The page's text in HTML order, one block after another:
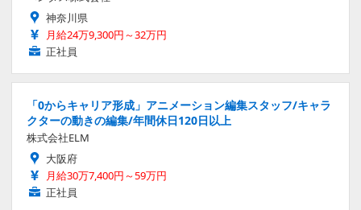
神奈川県
月給24万9,300円～32万円
正社員
「0からキャリア形成」アニメーション編集スタッフ/キャラ
クターの動きの編集/年間休日120日以上
株式会社ELM
大阪府
月給30万7,400円～59万円
正社員